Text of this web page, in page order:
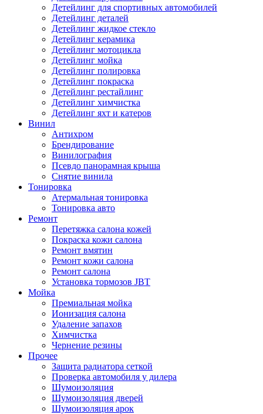
Детейлинг для спортивных автомобилей
Детейлинг деталей
Детейлинг жидкое стекло
Детейлинг керамика
Детейлинг мотоцикла
Детейлинг мойка
Детейлинг полировка
Детейлинг покраска
Детейлинг рестайлинг
Детейлинг химчистка
Детейлинг яхт и катеров
Винил
Антихром
Брендирование
Винилография
Псевдо панорамная крыша
Снятие винила
Тонировка
Атермальная тонировка
Тонировка авто
Ремонт
Перетяжка салона кожей
Покраска кожи салона
Ремонт вмятин
Ремонт кожи салона
Ремонт салона
Установка тормозов JBT
Мойка
Премиальная мойка
Ионизация салона
Удаление запахов
Химчистка
Чернение резины
Прочее
Защита радиатора сеткой
Проверка автомобиля у дилера
Шумоизоляция
Шумоизоляция дверей
Шумоизоляция арок